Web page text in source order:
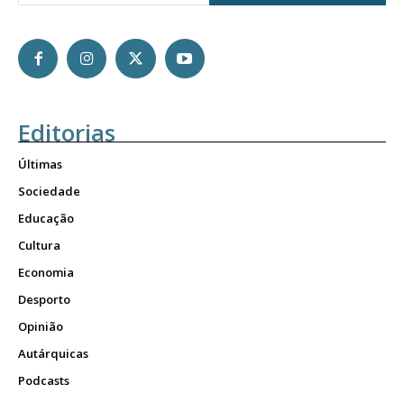
Editorias
Últimas
Sociedade
Educação
Cultura
Economia
Desporto
Opinião
Autárquicas
Podcasts